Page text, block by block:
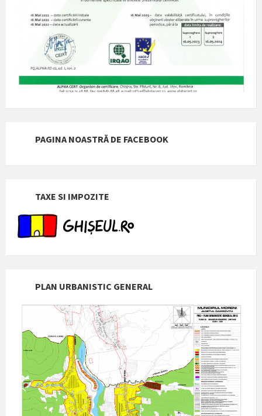
PAGINA NOASTRĂ DE FACEBOOK
TAXE SI IMPOZITE
PLAN URBANISTIC GENERAL